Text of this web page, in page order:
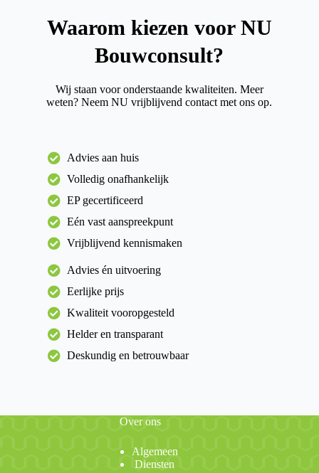
Waarom kiezen voor NU
Bouwconsult?
Wij staan voor onderstaande kwaliteiten. Meer
weten? Neem NU vrijblijvend contact met ons op.
Advies aan huis
Volledig onafhankelijk
EP gecertificeerd
Eén vast aanspreekpunt
Vrijblijvend kennismaken
Advies én uitvoering
Eerlijke prijs
Kwaliteit vooropgesteld
Helder en transparant
Deskundig en betrouwbaar
Over ons
Algemeen
Diensten